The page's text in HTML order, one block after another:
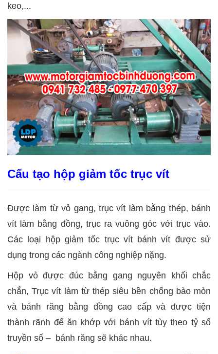
keo,...
Cấu tạo hộp giảm tốc trục vít
Được làm từ vỏ gang, trục vít làm bằng thép, bánh
vít làm bằng đồng, trục ra vuông góc với trục vào.
Các loại hộp giảm tốc trục vít bánh vít được sử
dụng trong các ngành công nghiệp nặng.
Hộp vỏ được đúc bằng gang nguyên khối chắc
chắn, Trục vít làm từ thép siêu bền chống bào mòn
và bánh răng bằng đồng cao cấp và được tiện
thành rãnh để ăn khớp với bánh vít tùy theo tỷ số
truyền số – bánh răng sẽ khác nhau.